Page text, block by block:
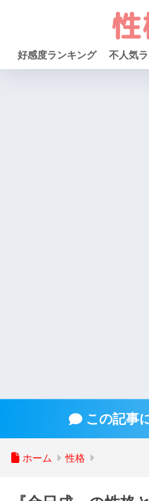
好感度ランキング 不人気
この記事
ホーム 性格